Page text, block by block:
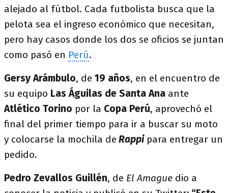
alejado al fútbol. Cada futbolista busca que la
pelota sea el ingreso económico que necesitan,
pero hay casos donde los dos se oficios se juntan
como pasó en Perú.
Gersy Arámbulo, de 19 años, en el encuentro de
su equipo Las Águilas de Santa Ana ante
Atlético Torino por la Copa Perú, aprovechó el
final del primer tiempo para ir a buscar su moto
y colocarse la mochila de Rappipara entregar un
pedido.
Pedro Zevallos Guillén, de El Amague dio a